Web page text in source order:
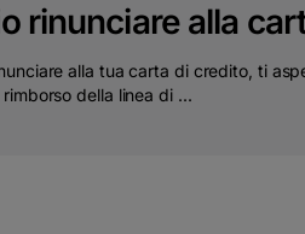
rinunciare alla
alla tua carta di credito, ti
della linea di ...